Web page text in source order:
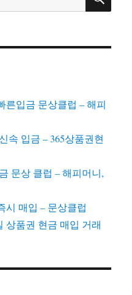
른입금 문상클럽 – 해피
속 입금 – 365상품권현
문상 클럽 – 해피머니,
시 매입 – 문상클럽
상품권 현금 매입 거래